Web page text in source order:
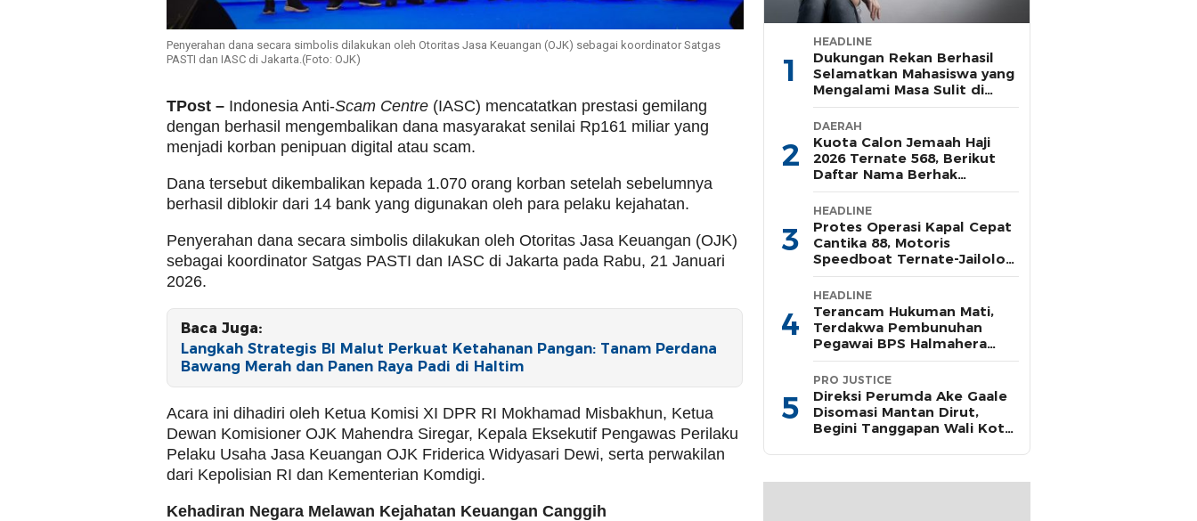
Penyerahan dana secara simbolis dilakukan oleh Otoritas Jasa Keuangan (OJK) sebagai koordinator Satgas
PASTI dan IASC di Jakarta.(Foto: OJK)
TPost – Indonesia Anti-Scam Centre (IASC) mencatatkan prestasi gemilang
dengan berhasil mengembalikan dana masyarakat senilai Rp161 miliar yang
menjadi korban penipuan digital atau scam.
Dana tersebut dikembalikan kepada 1.070 orang korban setelah sebelumnya
berhasil diblokir dari 14 bank yang digunakan oleh para pelaku kejahatan.
Penyerahan dana secara simbolis dilakukan oleh Otoritas Jasa Keuangan (OJK)
sebagai koordinator Satgas PASTI dan IASC di Jakarta pada Rabu, 21 Januari
2026.
Baca Juga:
Langkah Strategis BI Malut Perkuat Ketahanan Pangan: Tanam Perdana
Bawang Merah dan Panen Raya Padi di Haltim
Acara ini dihadiri oleh Ketua Komisi XI DPR RI Mokhamad Misbakhun, Ketua
Dewan Komisioner OJK Mahendra Siregar, Kepala Eksekutif Pengawas Perilaku
Pelaku Usaha Jasa Keuangan OJK Friderica Widyasari Dewi, serta perwakilan
dari Kepolisian RI dan Kementerian Komdigi.
Kehadiran Negara Melawan Kejahatan Keuangan Canggih
1
HEADLINE
Dukungan Rekan Berhasil
Selamatkan Mahasiswa yang
Mengalami Masa Sulit di
Rusunawa Unkhair
2
DAERAH
Kuota Calon Jemaah Haji
2026 Ternate 568, Berikut
Daftar Nama Berhak
Pelunasan Tahap Satu
3
HEADLINE
Protes Operasi Kapal Cepat
Cantika 88, Motoris
Speedboat Ternate-Jailolo
Siap Aksi di Tengah Laut
4
HEADLINE
Terancam Hukuman Mati,
Terdakwa Pembunuhan
Pegawai BPS Halmahera
Timur Terima Dakwaan JPU
5
PRO JUSTICE
Direksi Perumda Ake Gaale
Disomasi Mantan Dirut,
Begini Tanggapan Wali Kota